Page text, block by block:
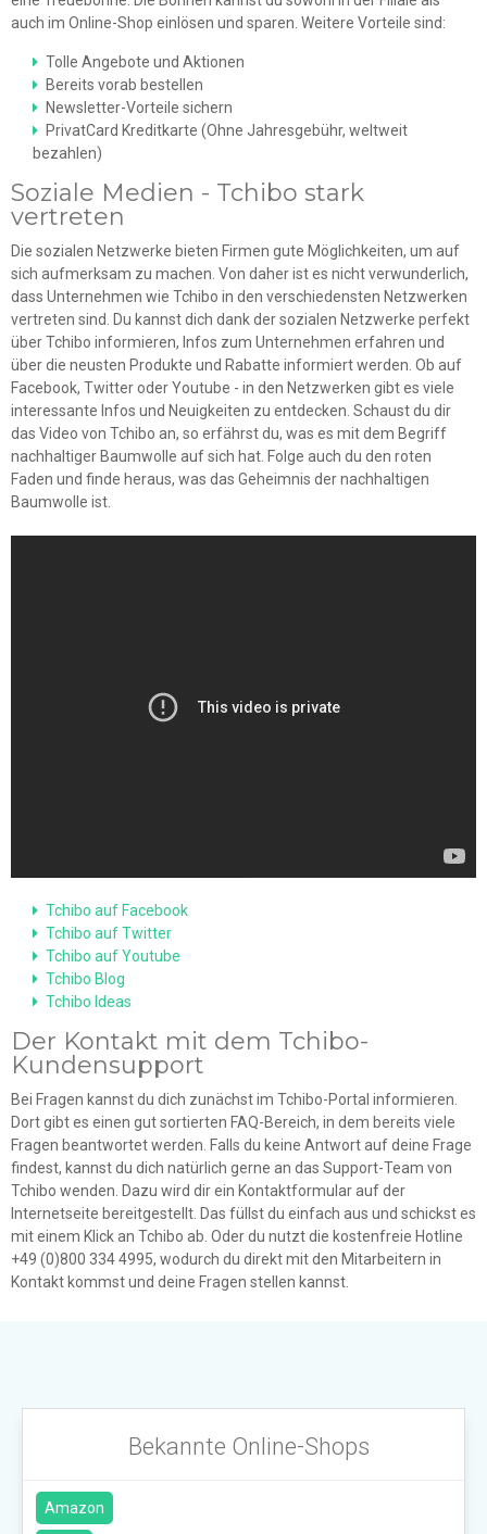
auch im Online-Shop einlösen und sparen. Weitere Vorteile sind:
Tolle Angebote und Aktionen
Bereits vorab bestellen
Newsletter-Vorteile sichern
PrivatCard Kreditkarte (Ohne Jahresgebühr, weltweit
bezahlen)
Soziale Medien - Tchibo stark
vertreten
Die sozialen Netzwerke bieten Firmen gute Möglichkeiten, um auf
sich aufmerksam zu machen. Von daher ist es nicht verwunderlich,
dass Unternehmen wie Tchibo in den verschiedensten Netzwerken
vertreten sind. Du kannst dich dank der sozialen Netzwerke perfekt
über Tchibo informieren, Infos zum Unternehmen erfahren und
über die neusten Produkte und Rabatte informiert werden. Ob auf
Facebook, Twitter oder Youtube - in den Netzwerken gibt es viele
interessante Infos und Neuigkeiten zu entdecken. Schaust du dir
das Video von Tchibo an, so erfährst du, was es mit dem Begriff
nachhaltiger Baumwolle auf sich hat. Folge auch du den roten
Faden und finde heraus, was das Geheimnis der nachhaltigen
Baumwolle ist.
Tchibo auf Facebook
Tchibo auf Twitter
Tchibo auf Youtube
Tchibo Blog
Tchibo Ideas
Der Kontakt mit dem Tchibo-
Kundensupport
Bei Fragen kannst du dich zunächst im Tchibo-Portal informieren.
Dort gibt es einen gut sortierten FAQ-Bereich, in dem bereits viele
Fragen beantwortet werden. Falls du keine Antwort auf deine Frage
findest, kannst du dich natürlich gerne an das Support-Team von
Tchibo wenden. Dazu wird dir ein Kontaktformular auf der
Internetseite bereitgestellt. Das füllst du einfach aus und schickst es
mit einem Klick an Tchibo ab. Oder du nutzt die kostenfreie Hotline
+49 (0)800 334 4995, wodurch du direkt mit den Mitarbeitern in
Kontakt kommst und deine Fragen stellen kannst.
Bekannte Online-Shops
Amazon